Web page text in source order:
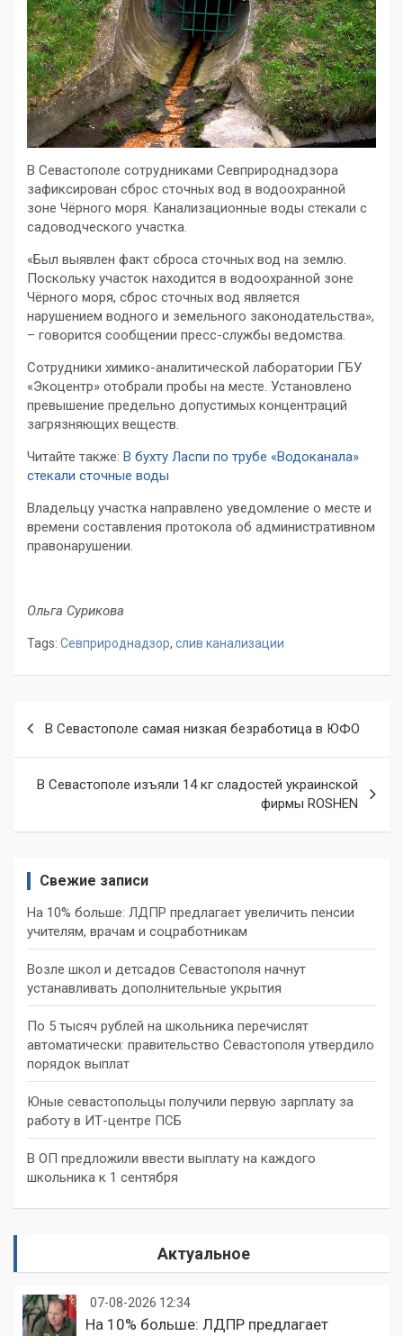
В Севастополе сотрудниками Севприроднадзора
зафиксирован сброс сточных вод в водоохранной
зоне Чёрного моря. Канализационные воды стекали с
садоводческого участка.
«Был выявлен факт сброса сточных вод на землю.
Поскольку участок находится в водоохранной зоне
Чёрного моря, сброс сточных вод является
нарушением водного и земельного законодательства»,
– говорится сообщении пресс-службы ведомства.
Сотрудники химико-аналитической лаборатории ГБУ
«Экоцентр» отобрали пробы на месте. Установлено
превышение предельно допустимых концентраций
загрязняющих веществ.
Читайте также: В бухту Ласпи по трубе «Водоканала»
стекали сточные воды
Владельцу участка направлено уведомление о месте и
времени составления протокола об административном
правонарушении.
Ольга Сурикова
Tags: Севприроднадзор, слив канализации
записям
В Севастополе самая низкая безработица в ЮФО
В Севастополе изъяли 14 кг сладостей украинской
фирмы ROSHEN
Свежие записи
На 10% больше: ЛДПР предлагает увеличить пенсии
учителям, врачам и соцработникам
Возле школ и детсадов Севастополя начнут
устанавливать дополнительные укрытия
По 5 тысяч рублей на школьника перечислят
автоматически: правительство Севастополя утвердило
порядок выплат
Юные севастопольцы получили первую зарплату за
работу в ИТ-центре ПСБ
В ОП предложили ввести выплату на каждого
школьника к 1 сентября
Актуальное
07-08-2026 12:34
На 10% больше: ЛДПР предлагает